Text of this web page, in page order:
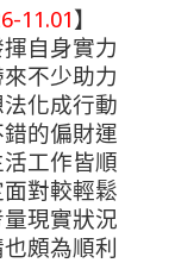
11.01 】
自身實力
不少助力
化成行動
的偏財運
工作皆順
對較輕鬆
現實狀況
頗為順利